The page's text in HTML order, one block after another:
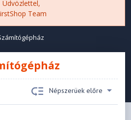
Üdvözlettel,
Team
Népszerüek előre